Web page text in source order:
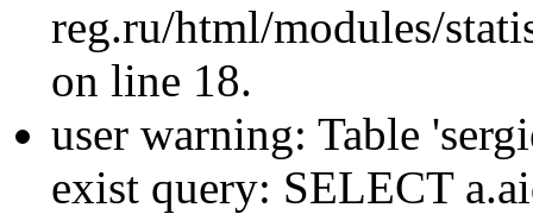
reg.ru/html/modules/
on line 18.
user warning: Table
exist query: SELECT